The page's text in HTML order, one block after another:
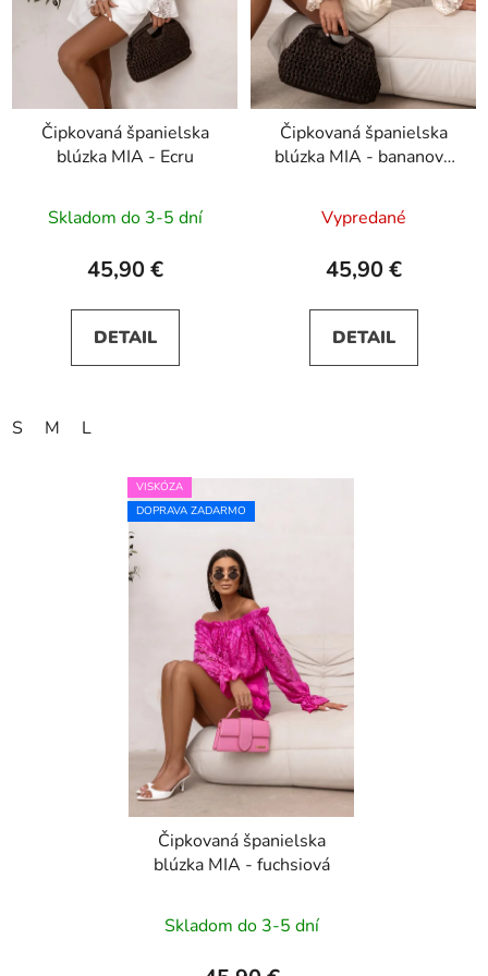
Čipkovaná španielska
blúzka MIA - Ecru
Skladom do 3-5 dní
45,90 €
DETAIL
S M L
Čipkovaná španielska
blúzka MIA - bananová
Vypredané
45,90 €
DETAIL
VISKÓZA
DOPRAVA ZADARMO
Čipkovaná španielska
blúzka MIA - fuchsiová
Skladom do 3-5 dní